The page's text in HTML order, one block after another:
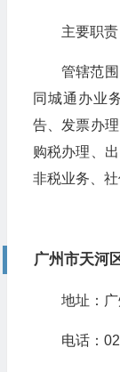
主要职责
管辖范
同城通办业
告、发票办
购税办理、
非税业务、社
广州市天河
地址：
电话：